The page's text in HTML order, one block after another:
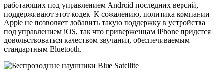
работающих под управлением Android последних версий,
поддерживают этот кодек. К сожалению, политика компании
Apple не позволяет добавить такую поддержку в устройства
под управлением iOS, так что приверженцам iPhone придется
довольствоваться качеством звучания, обеспечиваемым
стандартным Bluetooth.